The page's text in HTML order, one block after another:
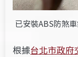
已安裝ABS防煞
根據台北市政府